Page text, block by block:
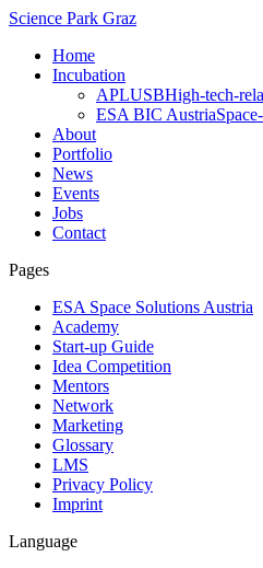
Science Park Graz
Home
Incubation
APLUSBHigh-tech-
ESA BIC Austria
About
Portfolio
News
Events
Jobs
Contact
Pages
ESA Space Solutions Austria
Academy
Start-up Guide
Idea Competition
Mentors
Network
Marketing
Glossary
LMS
Privacy Policy
Imprint
Language